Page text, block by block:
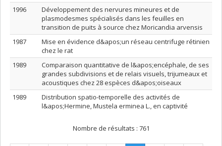
1996
Développement des nervures mineures et de
plasmodesmes spécialisés dans les feuilles en
transition de puits à source chez Moricandia arvensis
1987
Mise en évidence d&apos;un réseau centrifuge rétinien
chez le rat
1989
Comparaison quantitative de l&apos;encéphale, de ses
grandes subdivisions et de relais visuels, trijumeaux et
acoustiques chez 28 espèces d&apos;oiseaux
1989
Distribution spatio-temporelle des activités de
l&apos;Hermine, Mustela erminea L., en captivité
Nombre de résultats : 761